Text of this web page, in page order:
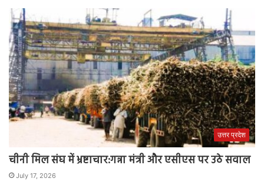
उत्तर प्रदेश
चीनी मिल संघ में भ्रष्टाचार:गन्ना मंत्री और एसीएस पर उठे सवाल
July 17, 2026